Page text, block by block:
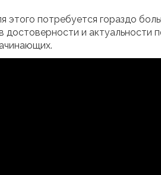
потребуется гораздо
и актуальности